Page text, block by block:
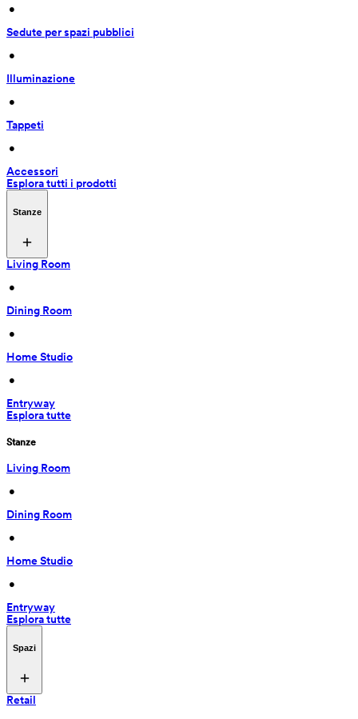
•
Sedute per spazi pubblici
•
Illuminazione
•
Tappeti
•
Accessori
Esplora tutti i prodotti
Stanze
Living Room
•
Dining Room
•
Home Studio
•
Entryway
Esplora tutte
Stanze
Living Room
•
Dining Room
•
Home Studio
•
Entryway
Esplora tutte
Spazi
Retail